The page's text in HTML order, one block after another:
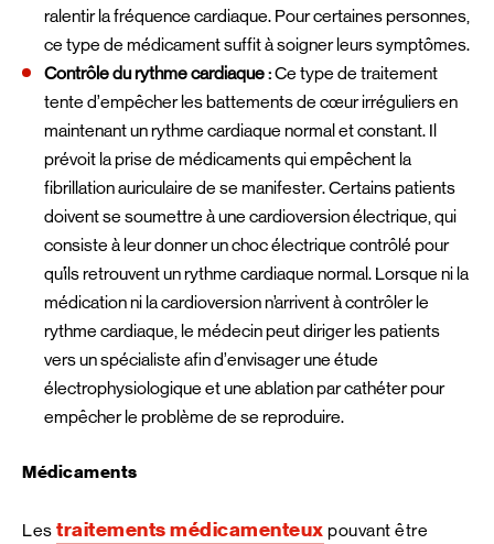
ralentir la fréquence cardiaque. Pour certaines personnes,
ce type de médicament suffit à soigner leurs symptômes.
Contrôle du rythme cardiaque :Ce type de traitement
tente d’empêcher les battements de cœur irréguliers en
maintenant un rythme cardiaque normal et constant. Il
prévoit la prise de médicaments qui empêchent la
fibrillation auriculaire de se manifester. Certains patients
doivent se soumettre à une cardioversion électrique, qui
consiste à leur donner un choc électrique contrôlé pour
qu’ils retrouvent un rythme cardiaque normal. Lorsque ni la
médication ni la cardioversion n’arrivent à contrôler le
rythme cardiaque, le médecin peut diriger les patients
vers un spécialiste afin d’envisager une étude
électrophysiologique et une ablation par cathéter pour
empêcher le problème de se reproduire.
Médicaments
Les traitements médicamenteux pouvant être